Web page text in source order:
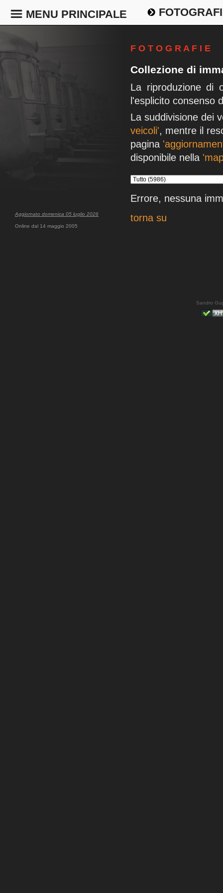
MENU PRINCIPALE
Aggiornato domenica 05 luglio 2026
Online dal 14 maggio 2005
F O T O G R A F I E
Collezione di
La riproduzione di
l'esplicito consenso
La suddivisione dei
veicoli', mentre il
pagina
disponibile nella
Errore, nessuna
torna su
Sandro